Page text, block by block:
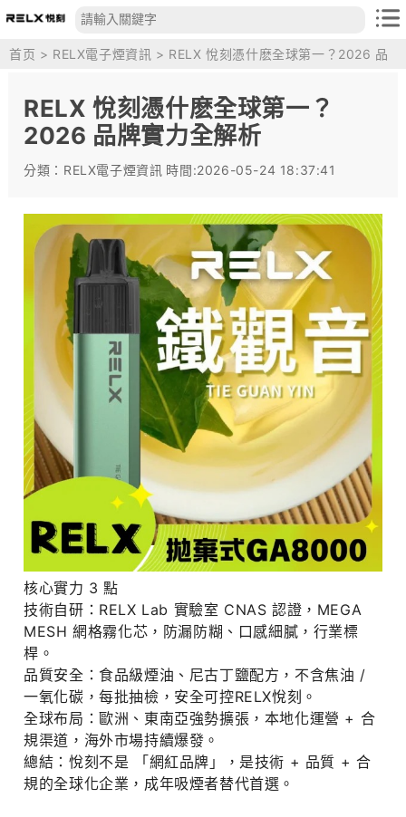
首页 > RELX電子煙資訊 > RELX 悅刻憑什麽全球第一？2026 品
RELX 悅刻憑什麽全球第一？
2026 品牌實力全解析
分類：RELX電子煙資訊 時間:2026-05-24 18:37:41
核心實力 3 點
技術自研：RELX Lab 實驗室 CNAS 認證，MEGA
MESH 網格霧化芯，防漏防糊、口感細膩，行業標
桿。
品質安全：食品級煙油、尼古丁鹽配方，不含焦油 /
一氧化碳，每批抽檢，安全可控RELX悅刻。
全球布局：歐洲、東南亞強勢擴張，本地化運營 + 合
規渠道，海外市場持續爆發。
總結：悅刻不是 「網紅品牌」，是技術 + 品質 + 合
規的全球化企業，成年吸煙者替代首選。